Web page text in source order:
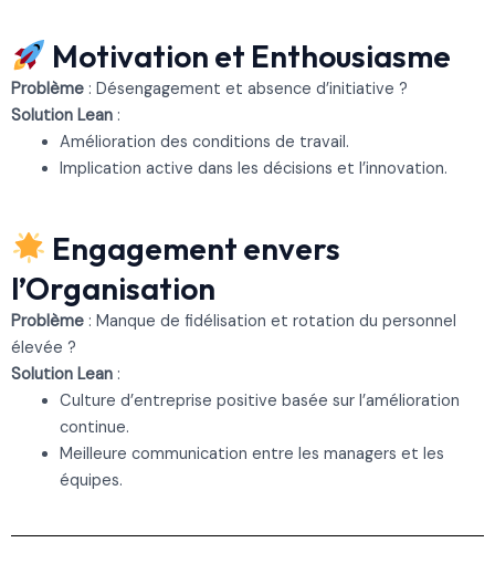
Motivation et Enthousiasme
Problème : Désengagement et absence d’initiative ?
Solution Lean :
Amélioration des conditions de travail.
Implication active dans les décisions et l’innovation.
Engagement envers
l’Organisation
Problème : Manque de fidélisation et rotation du personnel
élevée ?
Solution Lean :
Culture d’entreprise positive basée sur l’amélioration
continue.
Meilleure communication entre les managers et les
équipes.